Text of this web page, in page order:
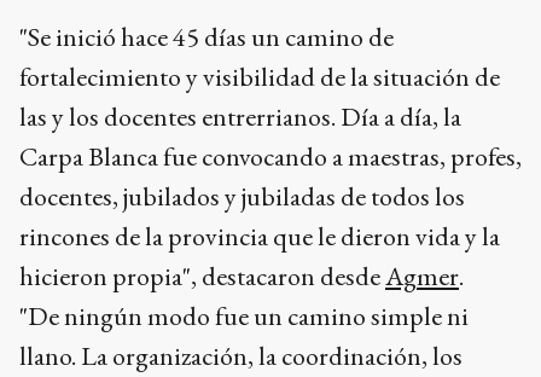
"Se inició hace 45 días un camino de
fortalecimiento y visibilidad de la situación de
las y los docentes entrerrianos. Día a día, la
Carpa Blanca fue convocando a maestras, profes,
docentes, jubilados y jubiladas de todos los
rincones de la provincia que le dieron vida y la
hicieron propia", destacaron desdeAgmer.
"De ningún modo fue un camino simple ni
llano. La organización, la coordinación, los